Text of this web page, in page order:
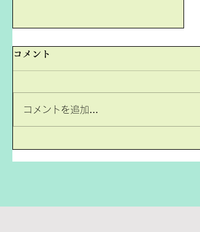
2020/5/26（記録）
の記録ー イラスト担当はどのよ
うなアニメにするのか決めた。
た。 音楽・映像担当はアニメ内
コメント
コメントを追加…